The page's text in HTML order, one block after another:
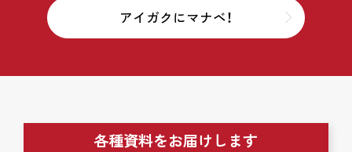
アイガクにマナベ！
各種資料をお届けします